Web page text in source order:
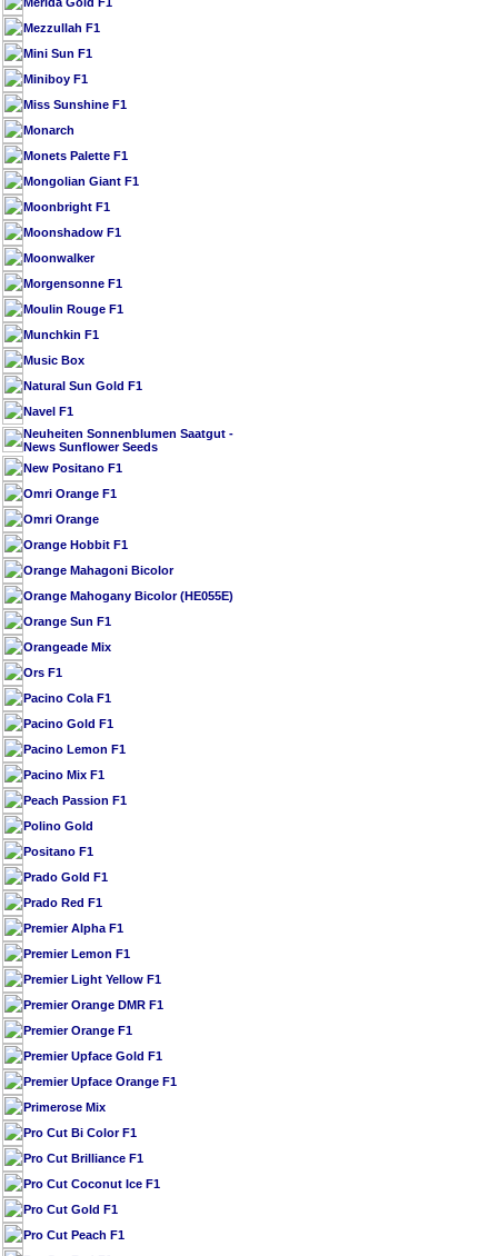
Mezzullah F1
Mini Sun F1
Miniboy F1
Miss Sunshine F1
Monarch
Monets Palette F1
Mongolian Giant F1
Moonbright F1
Moonshadow F1
Moonwalker
Morgensonne F1
Moulin Rouge F1
Munchkin F1
Music Box
Natural Sun Gold F1
Navel F1
Neuheiten Sonnenblumen Saatgut -
News Sunflower Seeds
New Positano F1
Omri Orange F1
Omri Orange
Orange Hobbit F1
Orange Mahagoni Bicolor
Orange Mahogany Bicolor (HE055E)
Orange Sun F1
Orangeade Mix
Ors F1
Pacino Cola F1
Pacino Gold F1
Pacino Lemon F1
Pacino Mix F1
Peach Passion F1
Polino Gold
Positano F1
Prado Gold F1
Prado Red F1
Premier Alpha F1
Premier Lemon F1
Premier Light Yellow F1
Premier Orange DMR F1
Premier Orange F1
Premier Upface Gold F1
Premier Upface Orange F1
Primerose Mix
Pro Cut Bi Color F1
Pro Cut Brilliance F1
Pro Cut Coconut Ice F1
Pro Cut Gold F1
Pro Cut Peach F1